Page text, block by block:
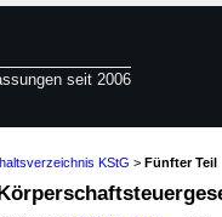
seit 2006
KStG > Fünfter Teil